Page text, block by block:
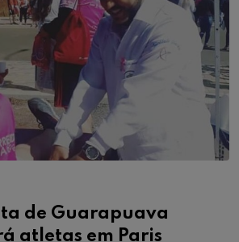
de Guarapuava
atletas em Paris